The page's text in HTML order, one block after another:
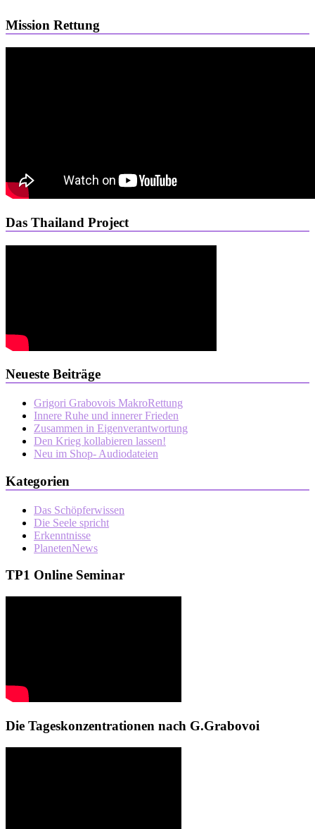
Mission Rettung
Das Thailand Project
Neueste Beiträge
Grigori Grabovois MakroRettung
Innere Ruhe und innerer Frieden
Zusammen in Eigenverantwortung
Den Krieg kollabieren lassen!
Neu im Shop- Audiodateien
Kategorien
Das Schöpferwissen
Die Seele spricht
Erkenntnisse
PlanetenNews
TP1 Online Seminar
Die Tageskonzentrationen nach G.Grabovoi